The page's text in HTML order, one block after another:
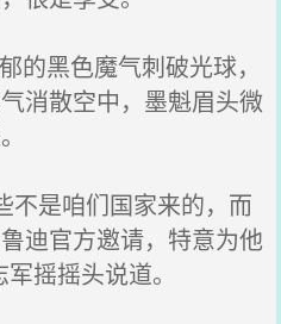
的黑色魔气刺破光球，
消散空中，墨魁眉头微
是咱们国家来的，而
迪官方邀请，特意为他
摇摇头说道。